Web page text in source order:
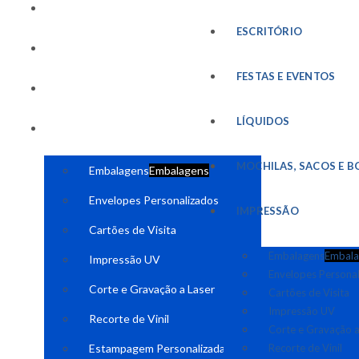
EmbalagensEmbalagens
Envelopes Personalizados
Cartões de Visita
Impressão UV
Corte e Gravação a Laser
Recorte de Vinil
Estampagem Personalizada
ESCRITÓRIO
FESTAS E EVENTOS
LÍQUIDOS
MOCHILAS, SACOS E
IMPRESSÃO
Embalagens
Envelopes
Cartões de Visita
Impressão UV
Corte e Gravação
Recorte de Vinil